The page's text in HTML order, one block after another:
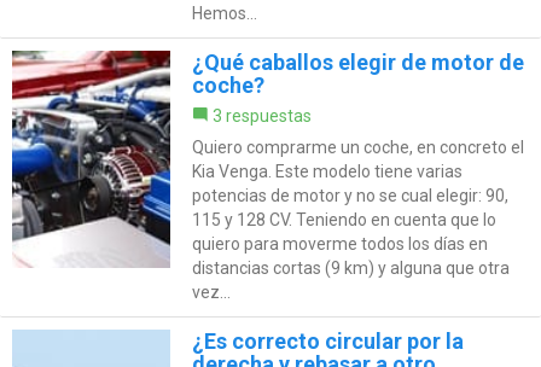
Hemos...
¿Qué caballos elegir de motor de
coche?
3 respuestas
Quiero comprarme un coche, en concreto el
Kia Venga. Este modelo tiene varias
potencias de motor y no se cual elegir: 90,
115 y 128 CV. Teniendo en cuenta que lo
quiero para moverme todos los días en
distancias cortas (9 km) y alguna que otra
vez...
¿Es correcto circular por la